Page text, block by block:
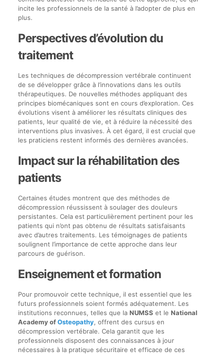
incite les professionnels de la santé à l’adopter de plus en
plus.
Perspectives d’évolution du
traitement
Les techniques de décompression vertébrale continuent
de se développer grâce à l’innovations dans les outils
thérapeutiques. De nouvelles méthodes appliquant des
principes biomécaniques sont en cours d’exploration. Ces
évolutions visent à améliorer les résultats cliniques des
patients, leur qualité de vie, et à réduire la nécessité des
interventions plus invasives. À cet égard, il est crucial que
les praticiens restent informés des dernières avancées.
Impact sur la réhabilitation des
patients
Certaines études montrent que des méthodes de
décompression réussissent à soulager des douleurs
persistantes. Cela est particulièrement pertinent pour les
patients qui n’ont pas obtenu de résultats satisfaisants
avec d’autres traitements. Les témoignages de patients
soulignent l’importance de cette approche dans leur
parcours de guérison.
Enseignement et formation
Pour promouvoir cette technique, il est essentiel que les
futurs professionnels soient formés adéquatement. Les
institutions reconnues, telles que la NUMSS et le National
Academy ofOsteopathy, offrent des cursus en
décompression vertébrale. Cela garantit que les
professionnels disposent des connaissances à jour
nécessaires à la pratique sécuritaire et efficace de ces